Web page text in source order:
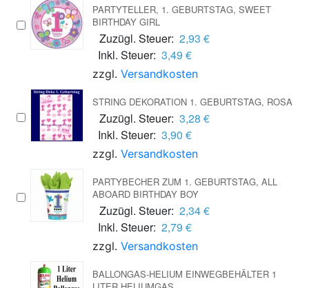
PARTYTELLER, 1. GEBURTSTAG, SWEET
BIRTHDAY GIRL
Zuzügl. Steuer: 2,93 €
Inkl. Steuer: 3,49 €
zzgl. Versandkosten
STRING DEKORATION 1. GEBURTSTAG, ROSA
Zuzügl. Steuer: 3,28 €
Inkl. Steuer: 3,90 €
zzgl. Versandkosten
PARTYBECHER ZUM 1. GEBURTSTAG, ALL
ABOARD BIRTHDAY BOY
Zuzügl. Steuer: 2,34 €
Inkl. Steuer: 2,79 €
zzgl. Versandkosten
BALLONGAS-HELIUM EINWEGBEHÄLTER 1